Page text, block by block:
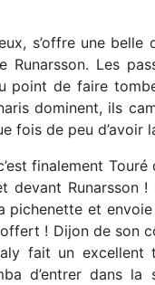
s’offre une belle
Les
point de faire
dominent, ils
fois de peu d’avoir
finalement
Runarsson !
et envoie
! Dijon de son
fait un
d’entrer dans la